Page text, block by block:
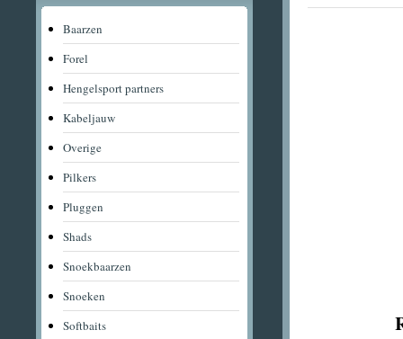
Baarzen
Forel
Hengelsport partners
Kabeljauw
Overige
Pilkers
Pluggen
Shads
Snoekbaarzen
Snoeken
Softbaits